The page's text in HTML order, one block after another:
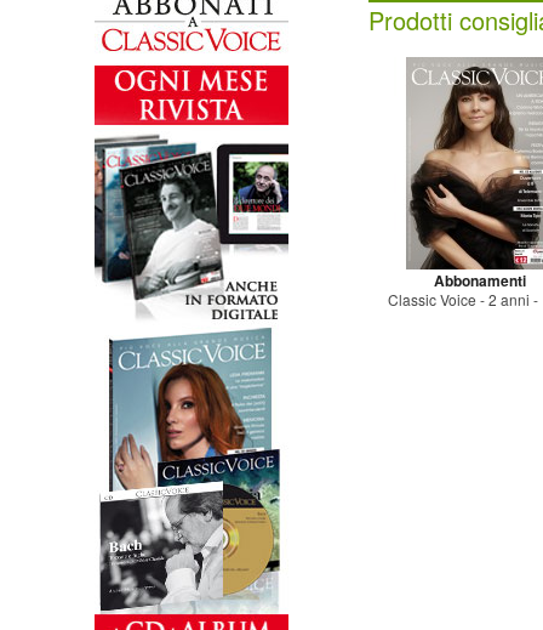
Prodotti
Abbonamenti
Classic Voice - 2 anni -